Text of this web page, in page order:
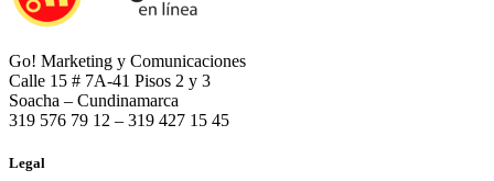
Go! Marketing y Comunicaciones
Calle 15 # 7A-41 Pisos 2 y 3
Soacha – Cundinamarca
319 576 79 12 – 319 427 15 45
Legal